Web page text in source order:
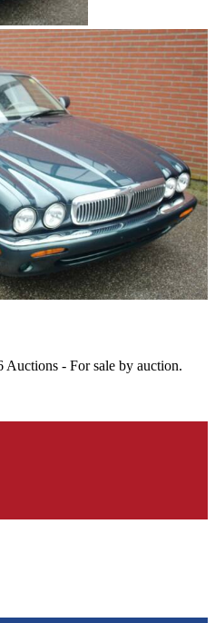
Auctions - For sale by auction.